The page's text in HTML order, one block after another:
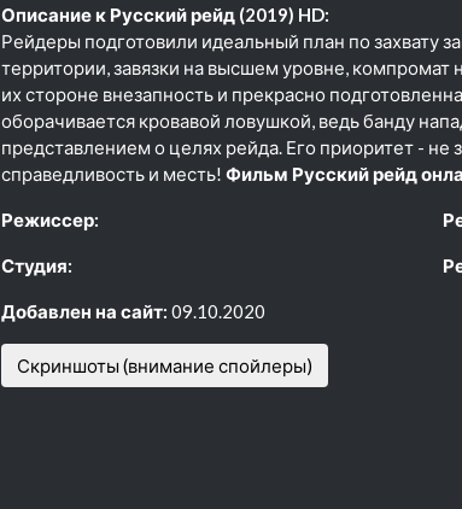
Описание к Русский рейд (2019) HD:
Рейдеры подготовили идеальный план по захвату
территории, завязки на высшем уровне, компромат
их стороне внезапность и прекрасно
оборачивается кровавой ловушкой, ведь банду
представлением о целях рейда. Его приоритет - не
справедливость и месть! Фильм Русский рейд
Режиссер:
Студия:
Добавлен на сайт: 09.10.2020
Скриншоты (внимание спойлеры)